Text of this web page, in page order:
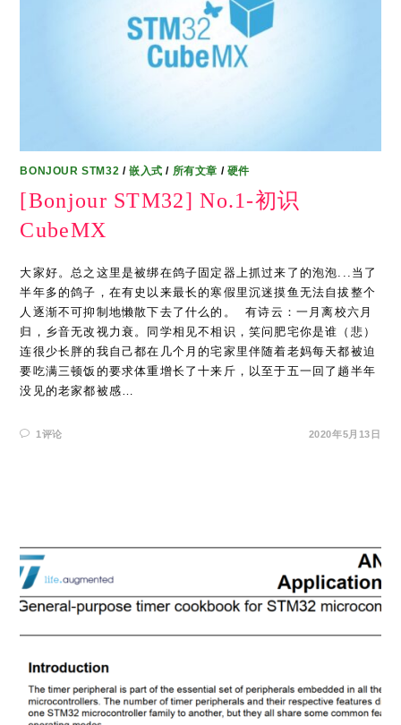
BONJOUR STM32 /嵌入式 / 所有文章 / 硬件
[Bonjour STM32] No.1-初识
CubeMX
大家好。总之这里是被绑在鸽子固定器上抓过来了的泡泡...当了
半年多的鸽子，在有史以来最长的寒假里沉迷摸鱼无法自拔整个
人逐渐不可抑制地懒散下去了什么的。 ​ 有诗云：一月离校六月
归，乡音无改视力衰。同学相见不相识，笑问肥宅你是谁（悲）
连很少长胖的我自己都在几个月的宅家里伴随着老妈每天都被迫
要吃满三顿饭的要求体重增长了十来斤，以至于五一回了趟半年
没见的老家都被感…
1评论 2020年5月13日